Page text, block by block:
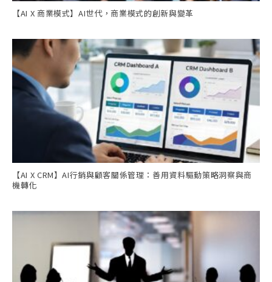
【AI X 商業模式】AI世代，商業模式的創新與變革
【AI X CRM】AI行銷與顧客關係管理：善用資料驅動策略洞察與商
機轉化